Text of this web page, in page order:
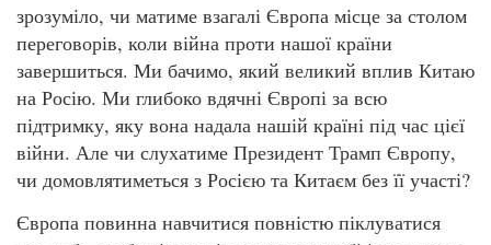
зрозуміло, чи матиме взагалі Європа місце за столом
переговорів, коли війна проти нашої країни
завершиться. Ми бачимо, який великий вплив Китаю
на Росію. Ми глибоко вдячні Європі за всю
підтримку, яку вона надала нашій країні під час цієї
війни. Але чи слухатиме Президент Трамп Європу,
чи домовлятиметься з Росією та Китаєм без її участі?
Європа повинна навчитися повністю піклуватися